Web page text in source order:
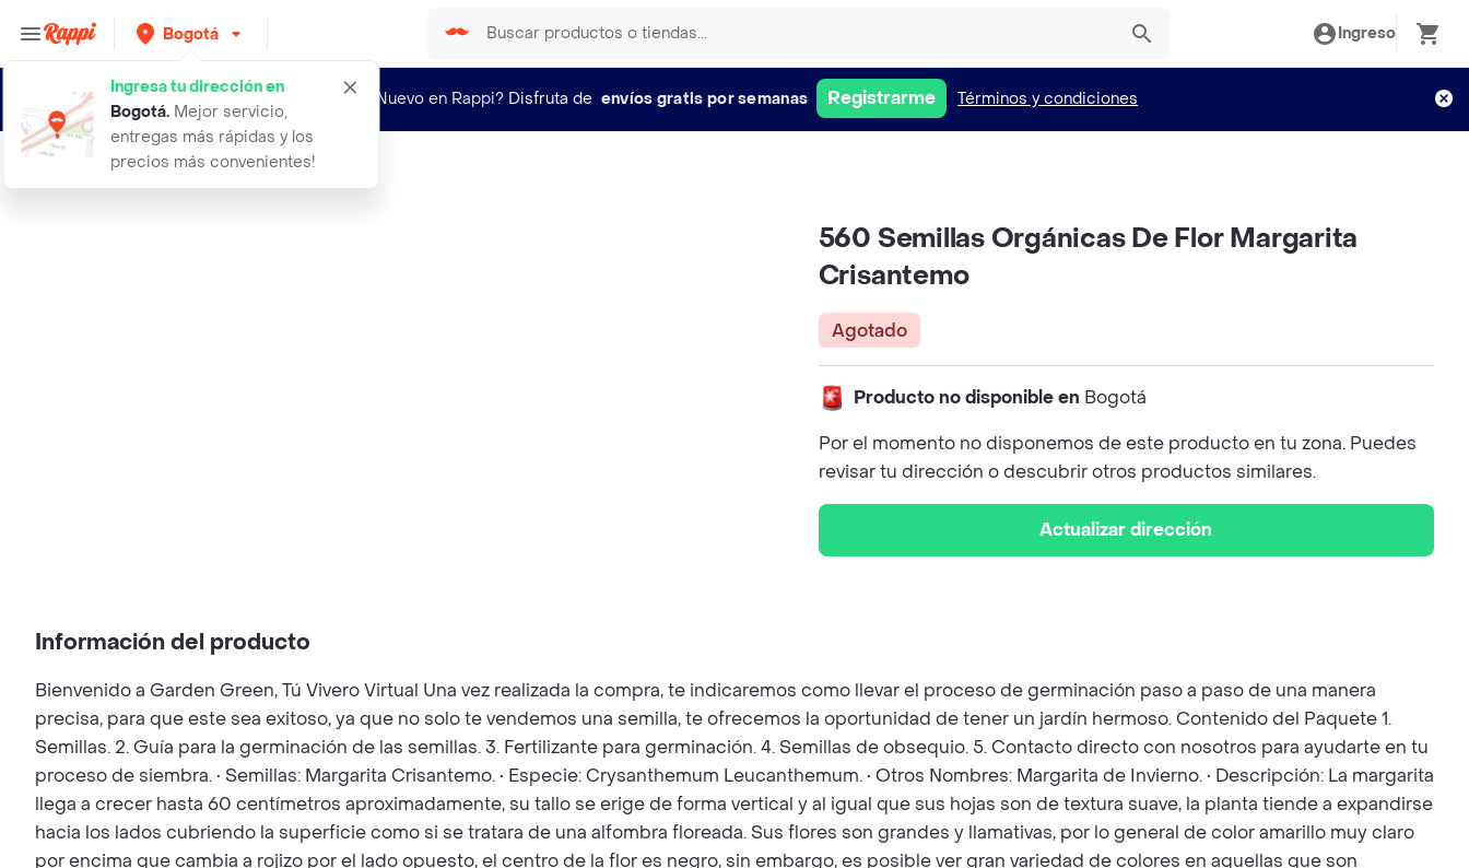
Bogotá
Ingresa tu dirección en
Bogotá. Mejor servicio,
entregas más rápidas y los
precios más convenientes!
Ingreso
¿Nuevo en Rappi? Disfruta de envíos gratis por semanas Registrarme Términos y condiciones
560 semillas organicas de flor marg
560 Semillas Orgánicas De Flor Margarita
Crisantemo
Agotado
Producto no disponible en Bogotá
Por el momento no disponemos de este producto en tu zona. Puedes
revisar tu dirección o descubrir otros productos similares.
Actualizar dirección
Información del producto
Bienvenido a Garden Green, Tú Vivero Virtual Una vez realizada la compra, te indicaremos como llevar el proceso de germinación paso a paso de una manera
precisa, para que este sea exitoso, ya que no solo te vendemos una semilla, te ofrecemos la oportunidad de tener un jardín hermoso. Contenido del Paquete 1.
Semillas. 2. Guía para la germinación de las semillas. 3. Fertilizante para germinación. 4. Semillas de obsequio. 5. Contacto directo con nosotros para ayudarte en tu
proceso de siembra. • Semillas: Margarita Crisantemo. • Especie: Crysanthemum Leucanthemum. • Otros Nombres: Margarita de Invierno. • Descripción: La margarita
llega a crecer hasta 60 centímetros aproximadamente, su tallo se erige de forma vertical y al igual que sus hojas son de textura suave, la planta tiende a expandirse
hacia los lados cubriendo la superficie como si se tratara de una alfombra floreada. Sus flores son grandes y llamativas, por lo general de color amarillo muy claro
por encima que cambia a rojizo por el lado opuesto, el centro de la flor es negro, sin embargo, es posible ver gran variedad de colores en aquellas que son